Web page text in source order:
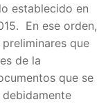
establecido en
En ese orden,
que
de la
que se
debidamente